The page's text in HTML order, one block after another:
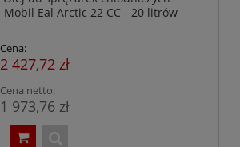
Mobil Eal Arctic 22 CC - 20 litrów
Cena:
2 427,72 zł
Cena netto:
1 973,76 zł